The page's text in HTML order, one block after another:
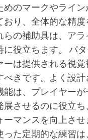
めのマークやライン
おり、全体的な精度
らの補助具は、アラ
に役立ちます。 パ
ーは提供される視
べきです。よく設計
能は、プレイヤーが
展させるのに役立
ーマンスを向上させ
った定期的な練習は